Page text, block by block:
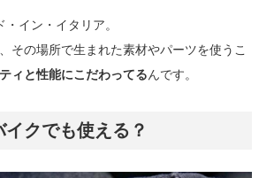
イン・イタリア。
その場所で生まれた素材やパーツを使うこ
ィと性能にこだわってるんです。
イクでも使える？